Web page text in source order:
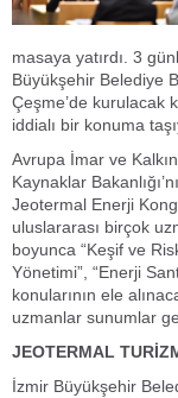
masaya yatırdı. 3
Büyükşehir Belediye
Çeşme’de kurulacak
iddialı bir konuma
Avrupa İmar ve
Kaynaklar
Jeotermal Enerji
uluslararası birçok
boyunca “Keşif ve
Yönetimi”, “Enerji
konularının ele
uzmanlar sunumlar
JEOTERMAL
İzmir Büyükşehir